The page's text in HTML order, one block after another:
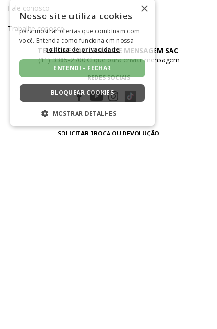
Fale conosco
Trabalhe conosco
TELEFONE SAC
(11) 3385-2700
CANAL DE MENSAGEM SAC
Clique para enviar mensagem
REDES SOCIAIS
SOLICITAR TROCA OU DEVOLUÇÃO
×
Nosso site utiliza cookies
para mostrar ofertas que combinam com
você. Entenda como funciona em nossa
política de privacidade
ENTENDI - FECHAR
BLOQUEAR COOKIES
MOSTRAR DETALHES
ESTRITAMENTE NECESSÁRIOS